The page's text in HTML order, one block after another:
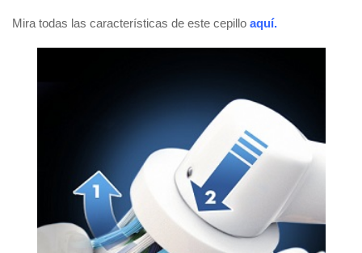
Mira todas las características de este cepillo aquí.